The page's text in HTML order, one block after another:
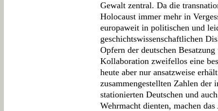
Gewalt zentral. Da die
Holocaust immer mehr in
europaweit in politischen und
geschichtswissenschaftlichen
Opfern der deutschen
Kollaboration zweifellos eine
heute aber nur ansatzweise
zusammengestellten Zahlen der
stationierten Deutschen und
Wehrmacht dienten, machen